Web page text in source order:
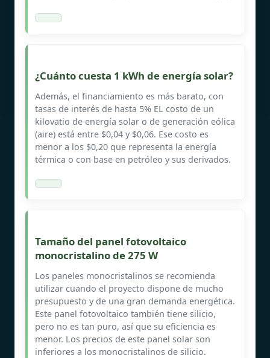
¿Cuánto cuesta 1 kWh de energía solar?
Además, el financiamiento es más barato, con
tasas de interés de hasta 5% EL costo de un
kilovatio de energía solar o de generación eólica
(aire) está entre $0,04 y $0,06. Ese costo es
menor a los $0,20 que representa la energía
térmica o con base en petróleo y sus derivados.
Tamaño del panel fotovoltaico
monocristalino de 275 W
Los paneles monocristalinos se recomienda
utilizar cuando el proyecto dispone de mucho
presupuesto y de una gran demanda energética.
Este panel fotovoltaico también tiene silicio,
pero no es tan puro, así que su eficiencia es
menor. Los precios de este panel solar son
inferiores a los monocristalinos de silicio.